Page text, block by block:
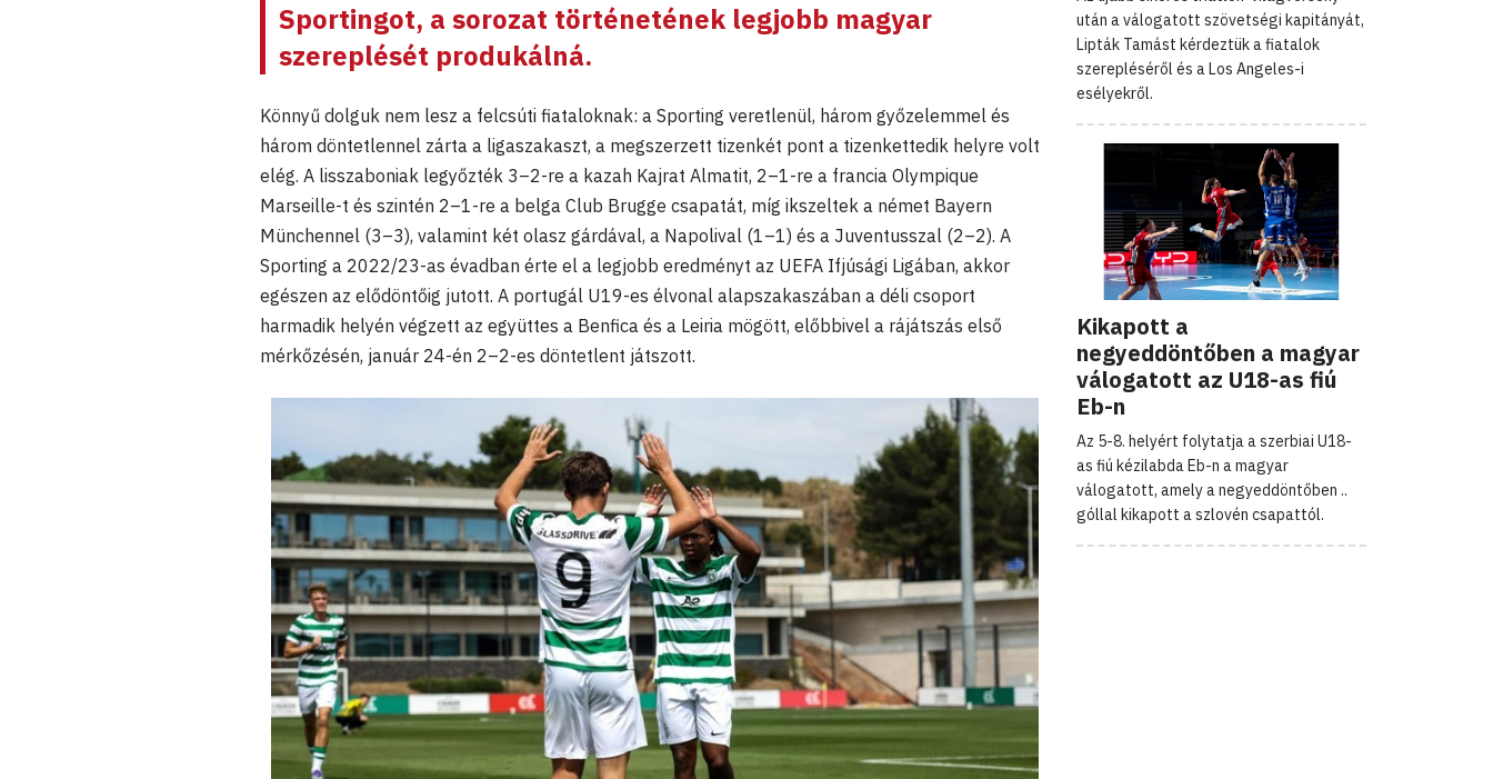
Sportingot, a sorozat történetének legjobb magyar
szereplését produkálná.
Könnyű dolguk nem lesz a felcsúti fiataloknak: a Sporting veretlenül, három győzelemmel és
három döntetlennel zárta a ligaszakaszt, a megszerzett tizenkét pont a tizenkettedik helyre volt
elég. A lisszaboniak legyőzték 3–2-re a kazah Kajrat Almatit, 2–1-re a francia Olympique
Marseille-t és szintén 2–1-re a belga Club Brugge csapatát, míg ikszeltek a német Bayern
Münchennel (3–3), valamint két olasz gárdával, a Napolival (1–1) és a Juventusszal (2–2). A
Sporting a 2022/23-as évadban érte el a legjobb eredményt az UEFA Ifjúsági Ligában, akkor
egészen az elődöntőig jutott. A portugál U19-es élvonal alapszakaszában a déli csoport
harmadik helyén végzett az együttes a Benfica és a Leiria mögött, előbbivel a rájátszás első
mérkőzésén, január 24-én 2–2-es döntetlent játszott.
után a válogatott szövetségi kapitányát,
Lipták Tamást kérdeztük a fiatalok
szerepléséről és a Los Angeles-i
esélyekről.
Kikapott a
negyeddöntőben a magyar
válogatott az U18-as fiú
Eb-n
Az 5-8. helyért folytatja a szerbiai U18-
as fiú kézilabda Eb-n a magyar
válogatott, amely a negyeddöntőben ..
góllal kikapott a szlovén csapattól.